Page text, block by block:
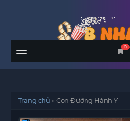
Menu
0
Trang chủ »Con Đường Hành Y